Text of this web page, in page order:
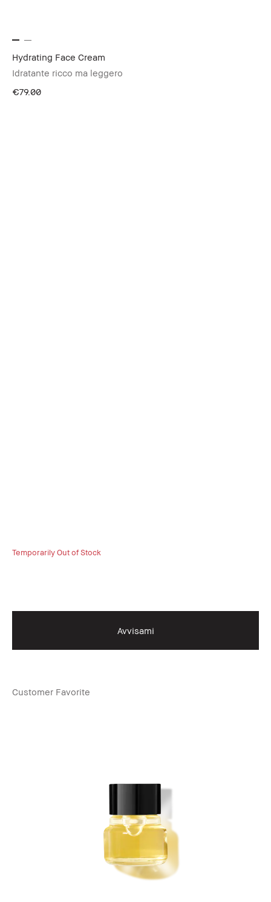
Hydrating Face Cream
Idratante ricco ma leggero
€79.00
Temporarily Out of Stock
Avvisami
Customer Favorite